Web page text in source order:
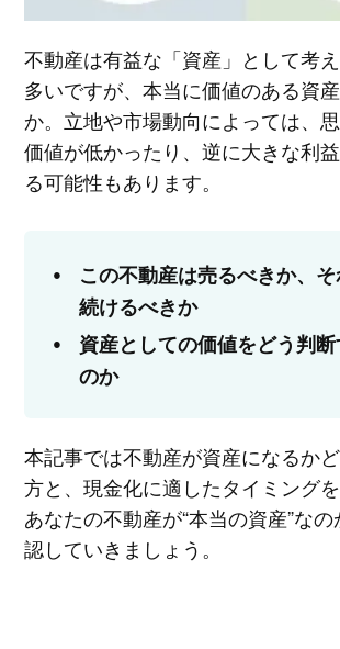
不動産は有益な「資産」として考
多いですが、本当に価値のある資
か。立地や市場動向によっては、
価値が低かったり、逆に大きな利
る可能性もあります。
この不動産は売るべきか、
続けるべきか
資産としての価値をどう判
のか
本記事では不動産が資産になるか
方と、現金化に適したタイミングを
あなたの不動産が“本当の資産”な
認していきましょう。